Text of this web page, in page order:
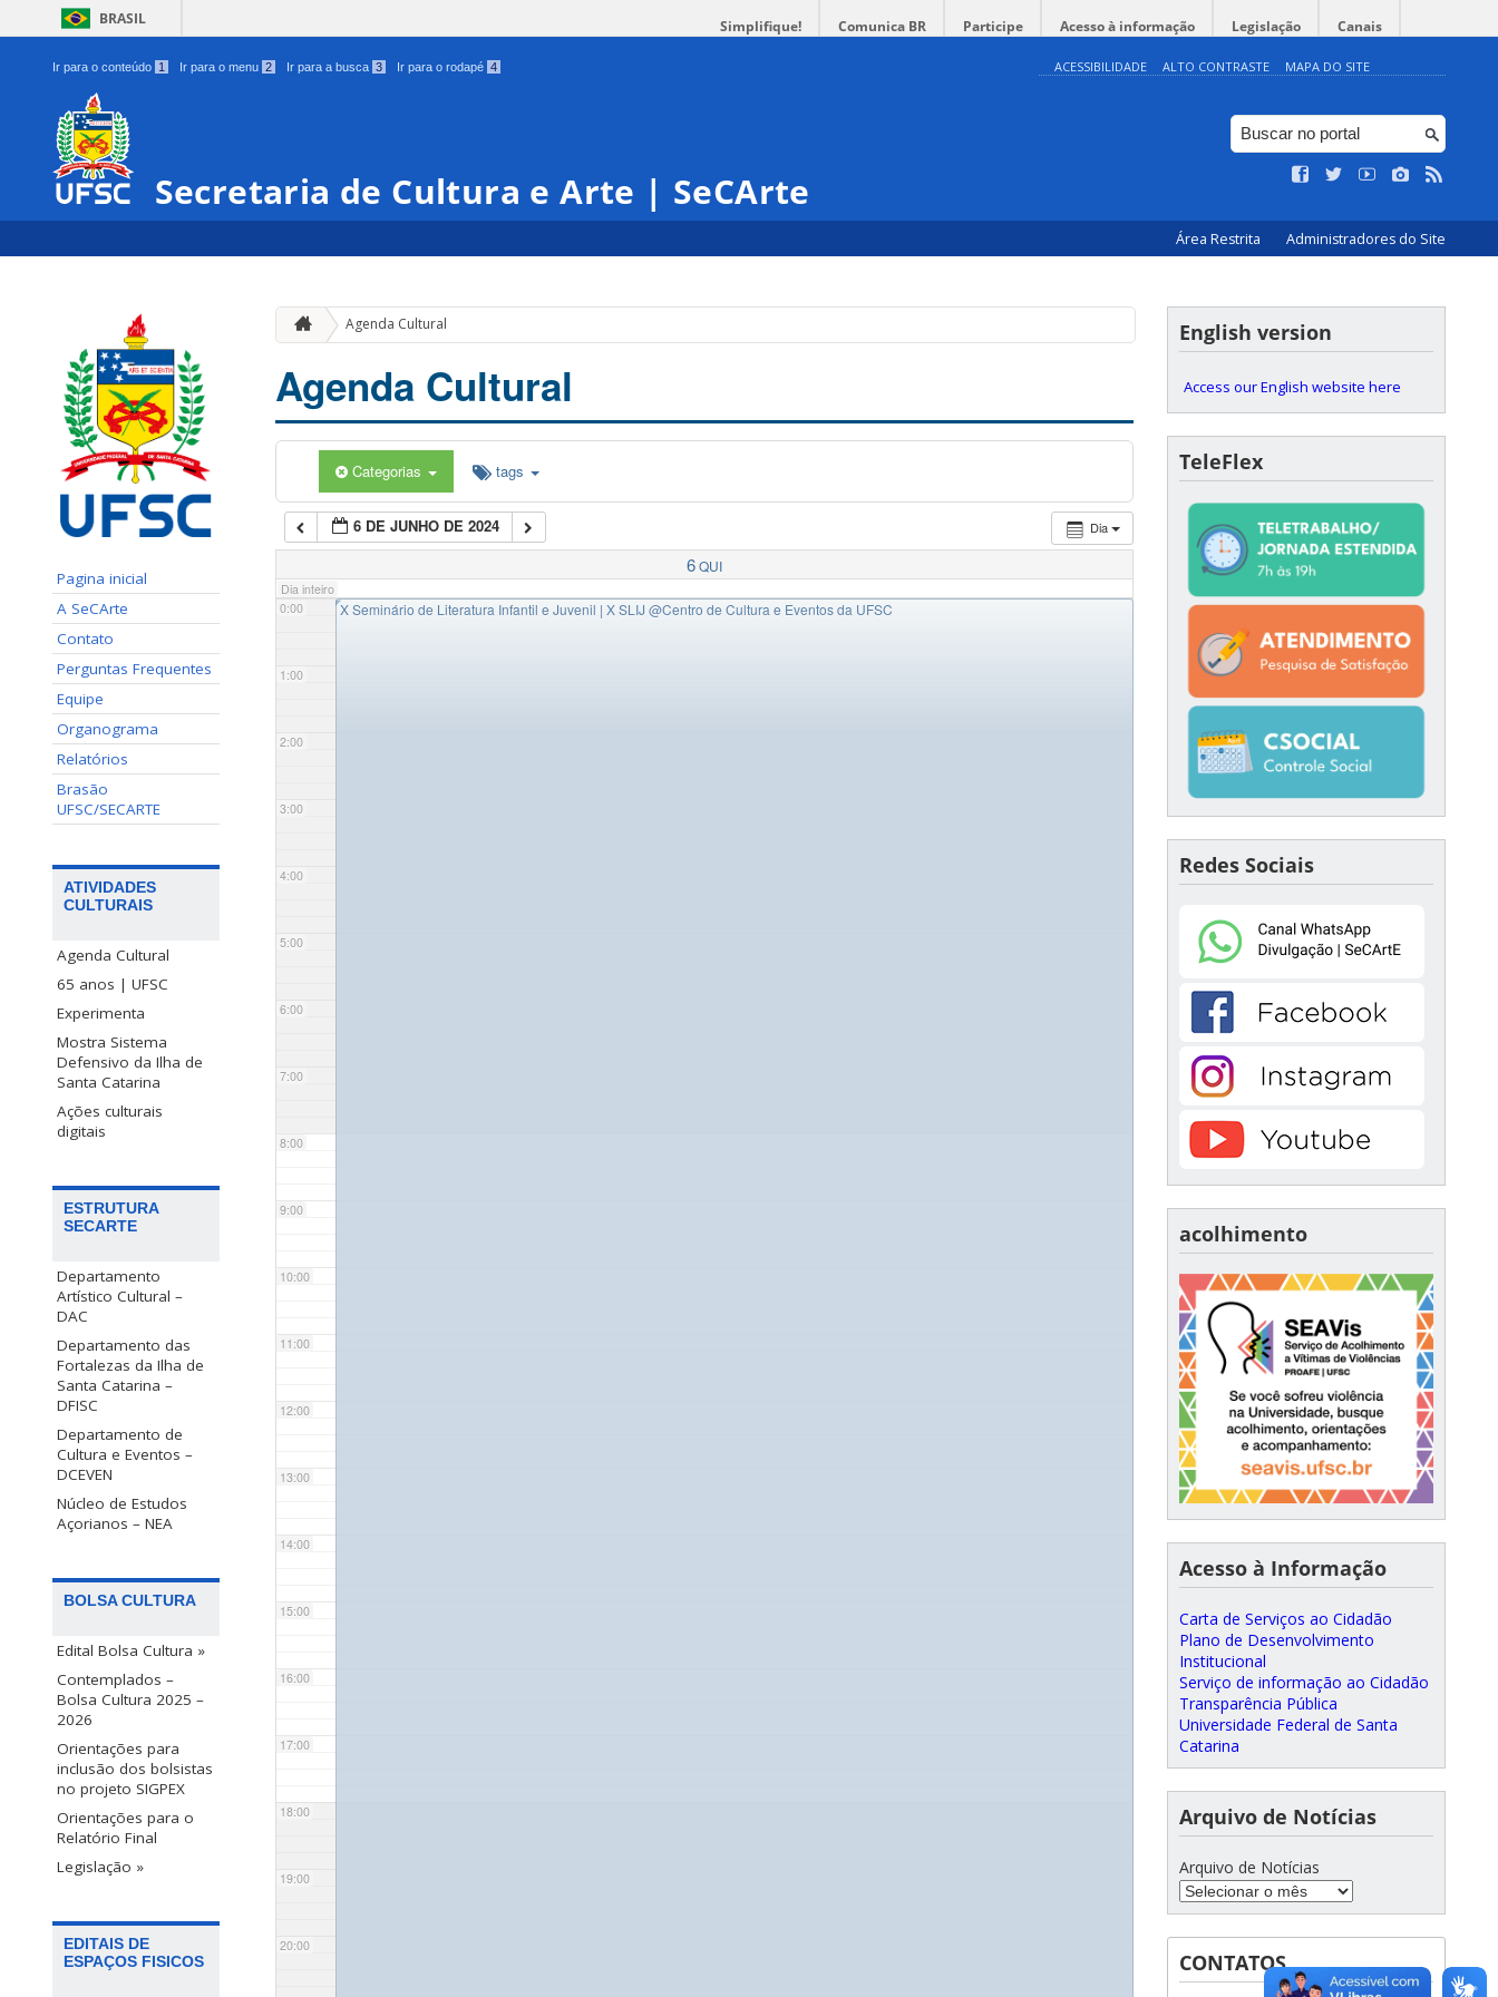
BRASIL Simplifique! Comunica BR Participe Acesso à informação Legislação Canais
Ir para o conteúdo 1 Ir para o menu 2 Ir para a busca 3 Ir para o rodapé 4 ACESSIBILIDADE ALTO CONTRASTE MAPA DO SITE
Secretaria de Cultura e Arte | SeCArte
Área Restrita Administradores do Site
Pagina inicial
A SeCArte
Contato
Perguntas Frequentes
Equipe
Organograma
Relatórios
Brasão
UFSC/SECARTE
ATIVIDADES
CULTURAIS
Agenda Cultural
65 anos | UFSC
Experimenta
Mostra Sistema
Defensivo da Ilha de
Santa Catarina
Ações culturais
digitais
ESTRUTURA
SECARTE
Departamento
Artístico Cultural –
DAC
Departamento das
Fortalezas da Ilha de
Santa Catarina –
DFISC
Departamento de
Cultura e Eventos –
DCEVEN
Núcleo de Estudos
Açorianos – NEA
BOLSA CULTURA
Edital Bolsa Cultura »
Contemplados –
Bolsa Cultura 2025 –
2026
Orientações para
inclusão dos bolsistas
no projeto SIGPEX
Orientações para o
Relatório Final
Legislação »
EDITAIS DE
ESPAÇOS FISICOS
Agenda Cultural
Agenda Cultural
Categorias tags
Dia
6 DE JUNHO DE 2024
6QUI
Dia inteiro
0:00
1:00
2:00
3:00
4:00
5:00
6:00
7:00
8:00
9:00
10:00
11:00
12:00
13:00
14:00
15:00
16:00
17:00
18:00
19:00
20:00
◤X Seminário de Literatura Infantil e Juvenil | X SLIJ @Centro de Cultura e Eventos da UFSC
English version
Access our English website here
TeleFlex
Redes Sociais
acolhimento
Acesso à Informação
Carta de Serviços ao Cidadão
Plano de Desenvolvimento
Institucional
Serviço de informação ao Cidadão
Transparência Pública
Universidade Federal de Santa
Catarina
Arquivo de Notícias
Arquivo de Notícias
CONTATOS